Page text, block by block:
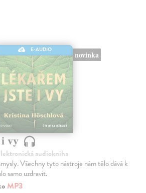
E-AUDIO
novinka
i vy
audiokniha
Všechny tyto nástroje nám tělo dává k
samo uzdravit.
MP3